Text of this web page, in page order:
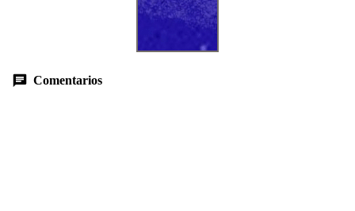
Comentarios